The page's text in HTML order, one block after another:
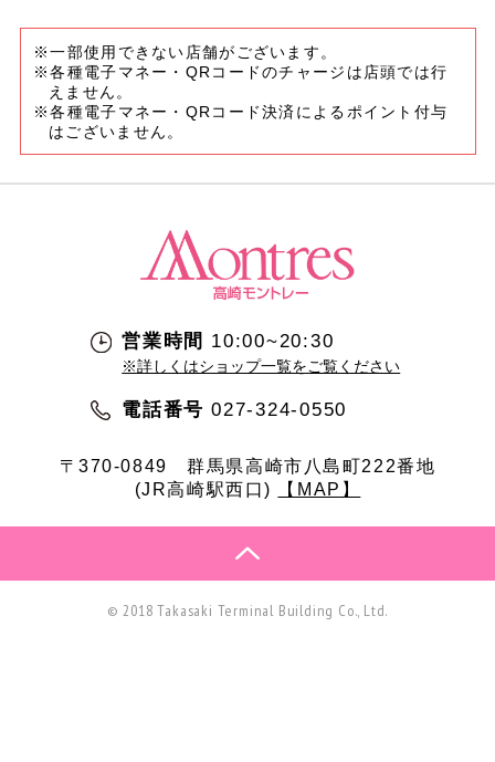
※一部使用できない店舗がございます。
※各種電子マネー・QRコードのチャージは店頭では行
えません。
※各種電子マネー・QRコード決済によるポイント付与
はございません。
営業時間 10:00~20:30
※詳しくはショップ一覧をご覧ください
電話番号 027-324-0550
〒370-0849
群馬県高崎市八島町222番地
(JR高崎駅西口)
【MAP】
© 2018 Takasaki Terminal Building Co., Ltd.